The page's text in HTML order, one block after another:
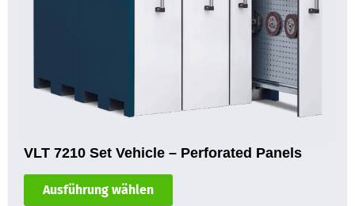
VLT 7210 Set Vehicle – Perforated Panels
Ausführung wählen